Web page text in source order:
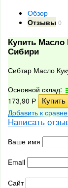
Обзор
Отзывы 0
Купить Масло
Сибири
Сибтар Масло
Основной склад:
173,90 Р
Добавить к
Написать
Ваше имя
Email
Сайт